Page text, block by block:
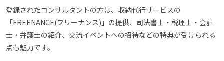
登録されたコンサルタントの方は、収納代行サービスの
「FREENANCE(フリーナンス)」の提供、司法書士・税理士・会計
士・弁護士の紹介、交流イベントへの招待などの特典が受けられる
点も魅力です。